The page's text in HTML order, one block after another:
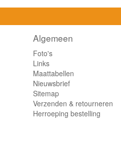
Algemeen
Foto's
Links
Maattabellen
Nieuwsbrief
Sitemap
Verzenden & retourneren
Herroeping bestelling